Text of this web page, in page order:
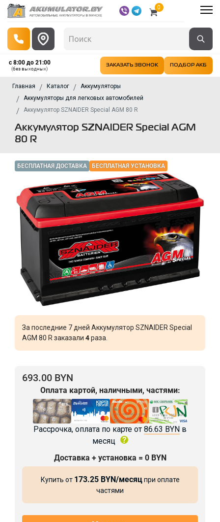
0
с 8:00 до 21:00
(без выходных)
ЗАКАЗАТЬ ЗВОНОК ПОДБОР АКБ
Главная Каталог
Аккумуляторы
Аккумуляторы для легковых автомобилей
Аккумулятор SZNAIDER Special AGM 80 R
Аккумулятор SZNAIDER Special AGM
80 R
БЕСПЛАТНАЯ ДОСТАВКА БЕСПЛАТНАЯ УСТАНОВКА
За последние 7 дней Аккумулятор SZNAIDER Special
AGM 80 R заказали 4раза.
693.00 BYN
Оплата картой, наличными, частями:
Рассрочка, оплата по карте от 86.63 BYN в
месяц
Доставка + установка = 0 BYN
Купить от 173.25 BYN/месяцпри оплате
частями